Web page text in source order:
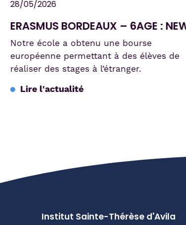
28/05/2026
ERASMUS BORDEAUX – 6AGE : NEWS
Notre école a obtenu une bourse
européenne permettant à des élèves de
réaliser des stages à l’étranger.
Lire l'actualité
Institut Sainte-Thérèse d'Avila